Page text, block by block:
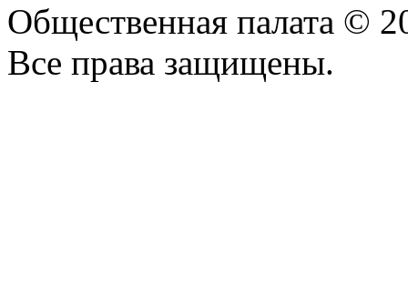
Общественная палата ©
Все права защищены.